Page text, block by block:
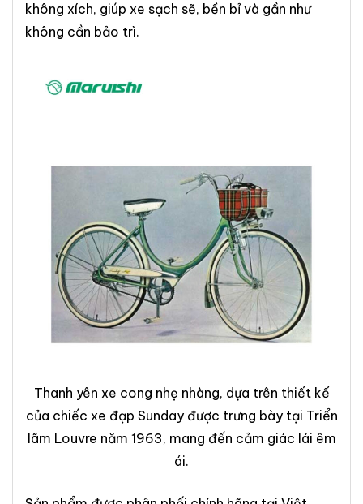
không xích, giúp xe sạch sẽ, bền bỉ và gần như
không cần bảo trì.
Thanh yên xe cong nhẹ nhàng, dựa trên thiết kế
của chiếc xe đạp Sunday được trưng bày tại Triển
lãm Louvre năm 1963, mang đến cảm giác lái êm
ái.